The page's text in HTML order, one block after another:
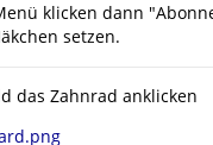
klicken dann
setzen.
das Zahnrad anklicken